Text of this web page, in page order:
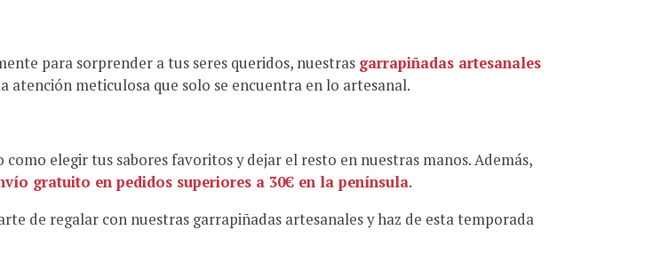
para sorprender a tus seres queridos, nuestras garrapiñadas artesanales
atención meticulosa que solo se encuentra en lo artesanal.
como elegir tus sabores favoritos y dejar el resto en nuestras manos. Además,
gratuito en pedidos superiores a 30€ en la península.
de regalar con nuestras garrapiñadas artesanales y haz de esta temporada